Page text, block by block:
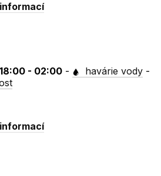
- 02:00 - havárie vody -